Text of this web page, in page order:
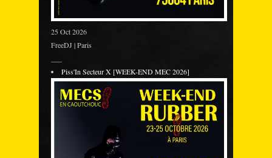
25 Oct 2026
FreeDJ | Paris
Piss'In Secteur X [WEEK-END MEC 2026]